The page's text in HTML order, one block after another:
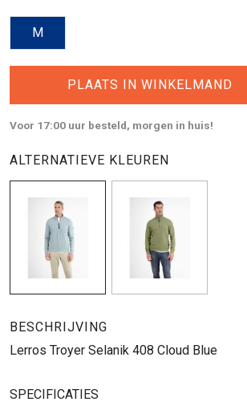
M
PLAATS IN WINKELMAND
Voor 17:00 uur besteld, morgen in huis!
ALTERNATIEVE KLEUREN
BESCHRIJVING
Lerros Troyer Selanik 408 Cloud Blue
SPECIFICATIES